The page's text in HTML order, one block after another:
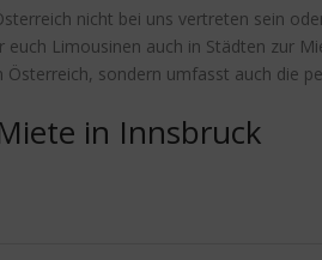
nicht bei uns vertreten sein
Limousinen auch in Städten zur
Österreich, sondern umfasst auch die
in Innsbruck